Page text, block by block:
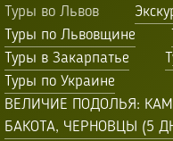
Туры во Львов
Туры по Львовщине
Туры в Закарпатье
Туры по Украине
ВЕЛИЧИЕ ПОДОЛЬЯ:
БАКОТА, ЧЕРНОВЦЫ (5